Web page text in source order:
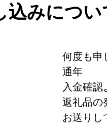
込みについ
何度も申
通年
入金確認
返礼品の
お送りし